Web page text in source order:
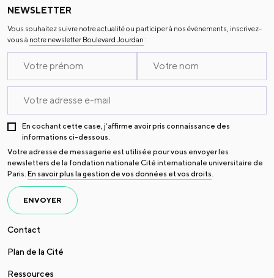
NEWSLETTER
Vous souhaitez suivre notre actualité ou participer à nos évènements, inscrivez-
vous à notre newsletter Boulevard Jourdan :
En cochant cette case, j’affirme avoir pris connaissance des
informations ci-dessous.
Votre adresse de messagerie est utilisée pour vous envoyer les
newsletters de la fondation nationale Cité internationale universitaire de
Paris. En savoir plus la gestion de vos données et vos droits.
ENVOYER
Contact
Plan de la Cité
Ressources